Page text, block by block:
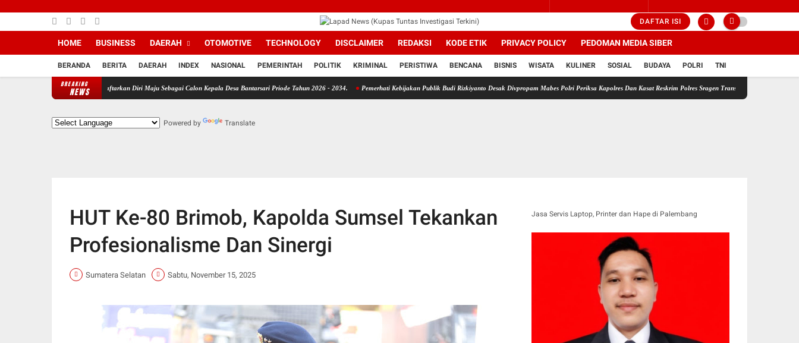
DAFTAR ISI
HOME BUSINESS DAERAH OTOMOTIVE TECHNOLOGY DISCLAIMER REDAKSI KODE ETIK PRIVACY POLICY PEDOMAN MEDIA SIBER
BERANDA BERITA DAERAH INDEX NASIONAL PEMERINTAH POLITIK KRIMINAL PERISTIWA BENCANA BISNIS WISATA KULINER SOSIAL BUDAYA POLRI TNI
BREAKING
NEWS
MJS Resmi Daftarkan Diri Maju Sebagai Calon Kepala Desa Bantarsari Priode Tahun 2026 - 2034. Pemerhati Kebijakan Publik Budi Rizkiyanto Desak Divpropam Mabes Polri Periksa Kapolres Dan Kasat Reskrim Polres Sragen Transparansi Adalah Kunci Menemukan
Powered by Translate
HUT Ke-80 Brimob, Kapolda Sumsel Tekankan
Profesionalisme Dan Sinergi
Sumatera Selatan Sabtu, November 15, 2025
Jasa Servis Laptop, Printer dan Hape di Palembang